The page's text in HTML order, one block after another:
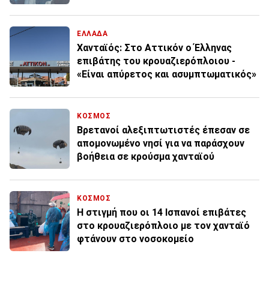
ΕΛΛΑΔΑ
Χανταϊός: Στο Αττικόν ο Έλληνας
επιβάτης του κρουαζιερόπλοιου -
«Είναι απύρετος και ασυμπτωματικός»
ΚΟΣΜΟΣ
Βρετανοί αλεξιπτωτιστές έπεσαν σε
απομονωμένο νησί για να παράσχουν
βοήθεια σε κρούσμα χανταϊού
ΚΟΣΜΟΣ
Η στιγμή που οι 14 Ισπανοί επιβάτες
στο κρουαζιερόπλοιο με τον χανταϊό
φτάνουν στο νοσοκομείο